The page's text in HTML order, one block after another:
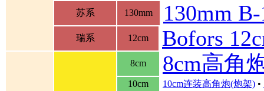
苏系
130mm 130mm
瑞系 12cm Bofors
8cm 8cm高角
10cm 10cm连装高角炮(炮架) •